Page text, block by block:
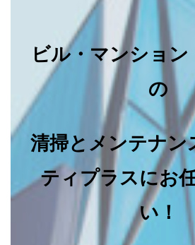
ビル・マンション
の
清掃とメンテナン
ティプラスにお
い！